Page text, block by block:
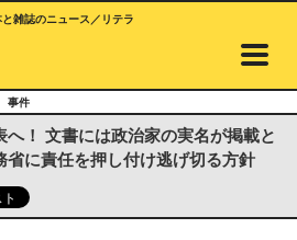
雑誌のニュース／リテラ
事件
！ 文書には政治家の実名が掲載と
省に責任を押し付け逃げ切る方針